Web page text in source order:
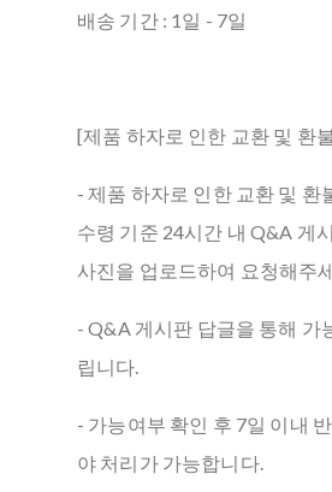
배송 기간 : 1일 - 7일
[제품 하자로 인한 교환 및 환
- 제품 하자로 인한 교환 및 환
수령 기준 24시간 내 Q&A 게
사진을 업로드하여 요청해주
- Q&A 게시판 답글을 통해 가
립니다.
- 가능여부 확인 후 7일 이내
야 처리가 가능합니다.